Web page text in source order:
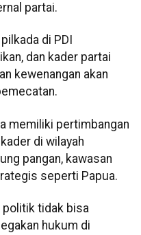
partai.
di PDI
dan kader partai
kewenangan akan
memiliki pertimbangan
di wilayah
pangan, kawasan
seperti Papua.
politik tidak bisa
hukum di